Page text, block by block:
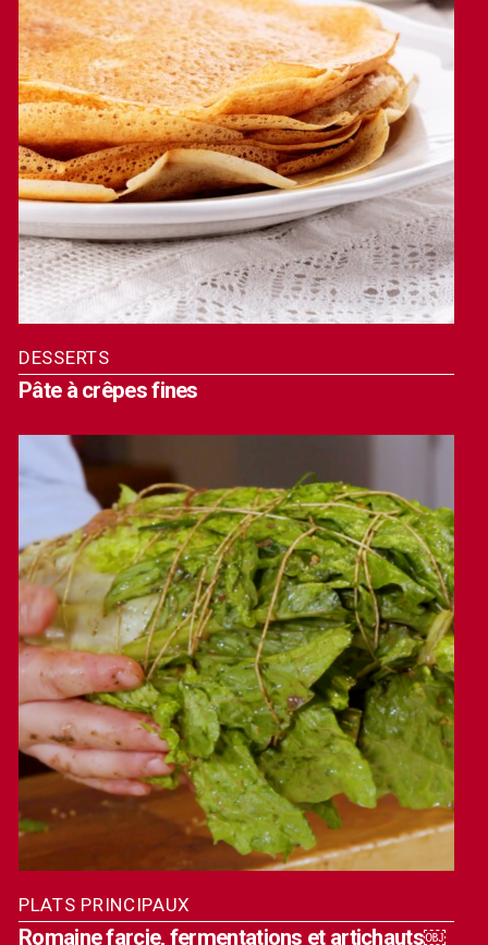
DESSERTS
Pâte à crêpes fines
PLATS PRINCIPAUX
Romaine farcie, fermentations et artichauts￼